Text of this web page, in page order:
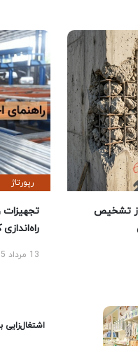
تشخیص
رپورتاژ
تجهیزات
13 مرداد 1405
اشتغال‌زایی